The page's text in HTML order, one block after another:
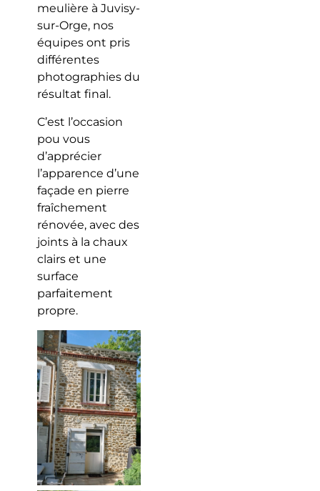
meulière à Juvisy-
sur-Orge, nos
équipes ont pris
différentes
photographies du
résultat final.
C’est l’occasion
pou vous
d’apprécier
l’apparence d’une
façade en pierre
fraîchement
rénovée, avec des
joints à la chaux
clairs et une
surface
parfaitement
propre.